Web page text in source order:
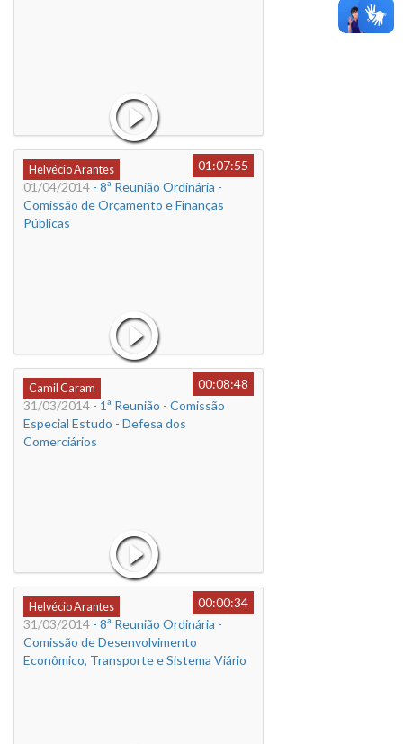
Helvécio Arantes
01:07:55
01/04/2014 - 8ª Reunião Ordinária -
Comissão de Orçamento e Finanças
Públicas
Camil Caram
00:08:48
31/03/2014 - 1ª Reunião - Comissão
Especial Estudo - Defesa dos
Comerciários
Helvécio Arantes
00:00:34
31/03/2014 - 8ª Reunião Ordinária -
Comissão de Desenvolvimento
Econômico, Transporte e Sistema Viário